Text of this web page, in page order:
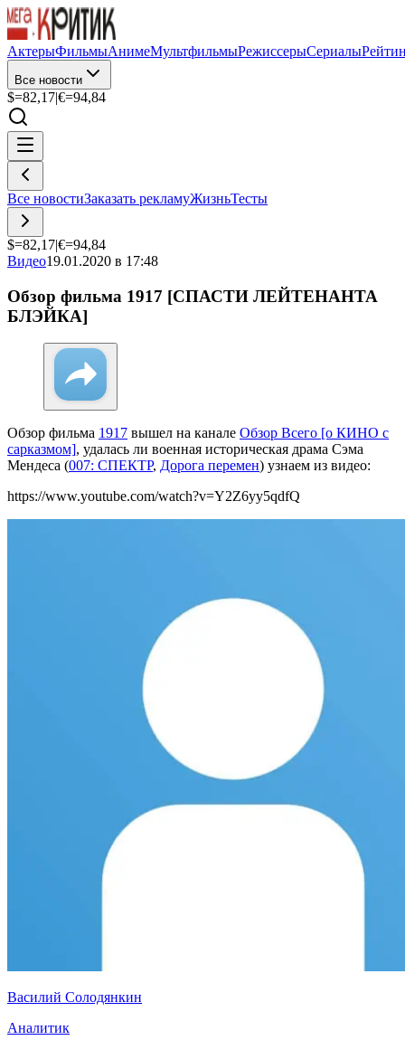
АктерыФильмыАнимеМультфильмыРежиссерыСериалы
Все новости
$=82,17|€=94,84
Все новостиЗаказать рекламуЖизньТесты
$=82,17|€=94,84
Видео19.01.2020 в 17:48
Обзор фильма 1917 [СПАСТИ ЛЕЙТЕНАНТА
БЛЭЙКА]
Обзор фильма 1917 вышел на канале Обзор Всего [о КИНО с
сарказмом], удалась ли военная историческая драма Сэма
Мендеса (007: СПЕКТР, Дорога перемен) узнаем из видео:
https://www.youtube.com/watch?v=Y2Z6yy5qdfQ
Василий Солодянкин
Аналитик